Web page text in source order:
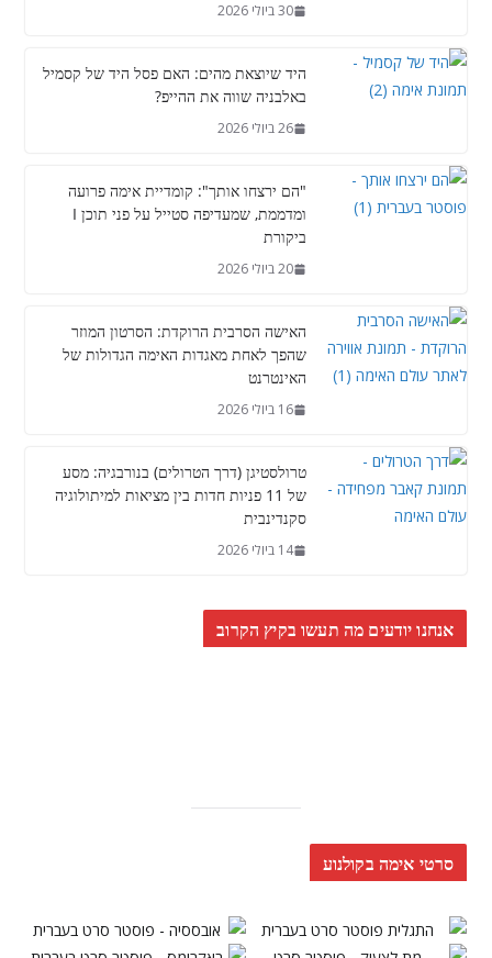
30 ביולי 2026
היד שיוצאת מהים: האם פסל היד של קסמיל
באלבניה שווה את ההייפ?
26 ביולי 2026
"הם ירצחו אותך": קומדיית אימה פרועה
ומדממת, שמעדיפה סטייל על פני תוכן I
ביקורת
20 ביולי 2026
האישה הסרבית הרוקדת: הסרטון המוזר
שהפך לאחת מאגדות האימה הגדולות של
האינטרנט
16 ביולי 2026
טרולסטיגן (דרך הטרולים) בנורבגיה: מסע
של 11 פניות חדות בין מציאות למיתולוגיה
סקנדינבית
14 ביולי 2026
אנחנו יודעים מה תעשו בקיץ הקרוב
סרטי אימה בקולנוע